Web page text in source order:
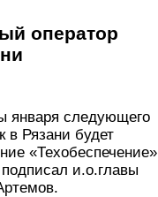
оператор
января следующего
в Рязани будет
и.о.главы